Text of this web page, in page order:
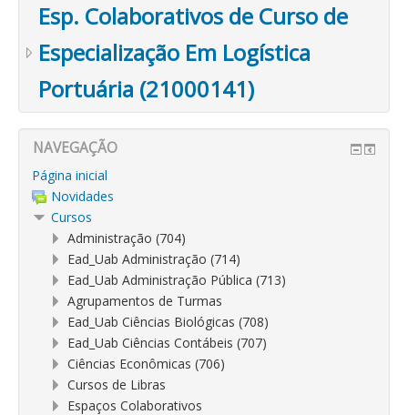
Esp. Colaborativos de Curso de
Especialização Em Logística
Portuária (21000141)
NAVEGAÇÃO
Página inicial
Novidades
Cursos
Administração (704)
Ead_Uab Administração (714)
Ead_Uab Administração Pública (713)
Agrupamentos de Turmas
Ead_Uab Ciências Biológicas (708)
Ead_Uab Ciências Contábeis (707)
Ciências Econômicas (706)
Cursos de Libras
Espaços Colaborativos